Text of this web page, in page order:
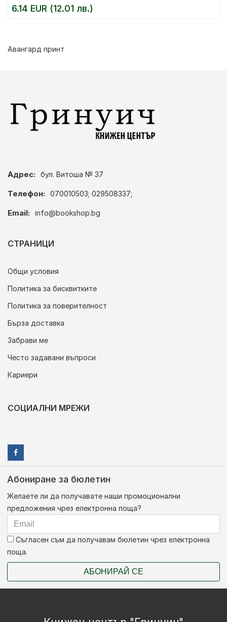
6.14 EUR (12.01 лв.)
Авангард принт
Адрес: бул. Витоша № 37
Телефон: 070010503; 029508337;
Email: info@bookshop.bg
СТРАНИЦИ
Общи условия
Политика за бисквитките
Политика за поверителност
Бърза доставка
Забрави ме
Често задавани въпроси
Кариери
СОЦИАЛНИ МРЕЖИ
Абониране за бюлетин
Желаете ли да получавате наши промоционални
предложения чрез електронна поща?
Съгласен съм да получавам бюлетин чрез електронна
поща.
АБОНИРАЙ СЕ